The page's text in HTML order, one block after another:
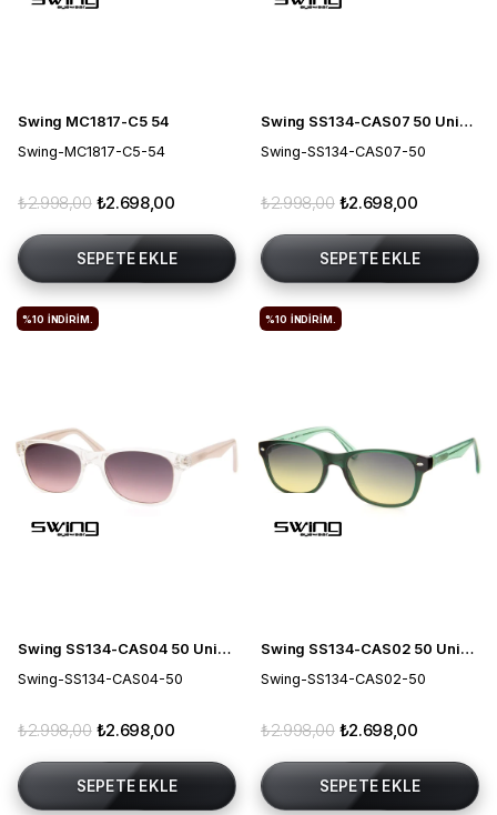
Swing MC1817-C5 54
Swing-MC1817-C5-54
₺2.698,00
₺2.998,00
SEPETE EKLE
Swing SS134-CAS07 50 Unisex Güneş Gözlüğü
Swing-SS134-CAS07-50
₺2.698,00
₺2.998,00
SEPETE EKLE
Swing SS134-CAS04 50 Unisex Güneş Gözlüğü
Swing-SS134-CAS04-50
₺2.698,00
₺2.998,00
SEPETE EKLE
%10 İNDIRIM.
Swing SS134-CAS02 50 Unisex Güneş Gözlüğü
Swing-SS134-CAS02-50
₺2.698,00
₺2.998,00
SEPETE EKLE
%10 İNDIRIM.